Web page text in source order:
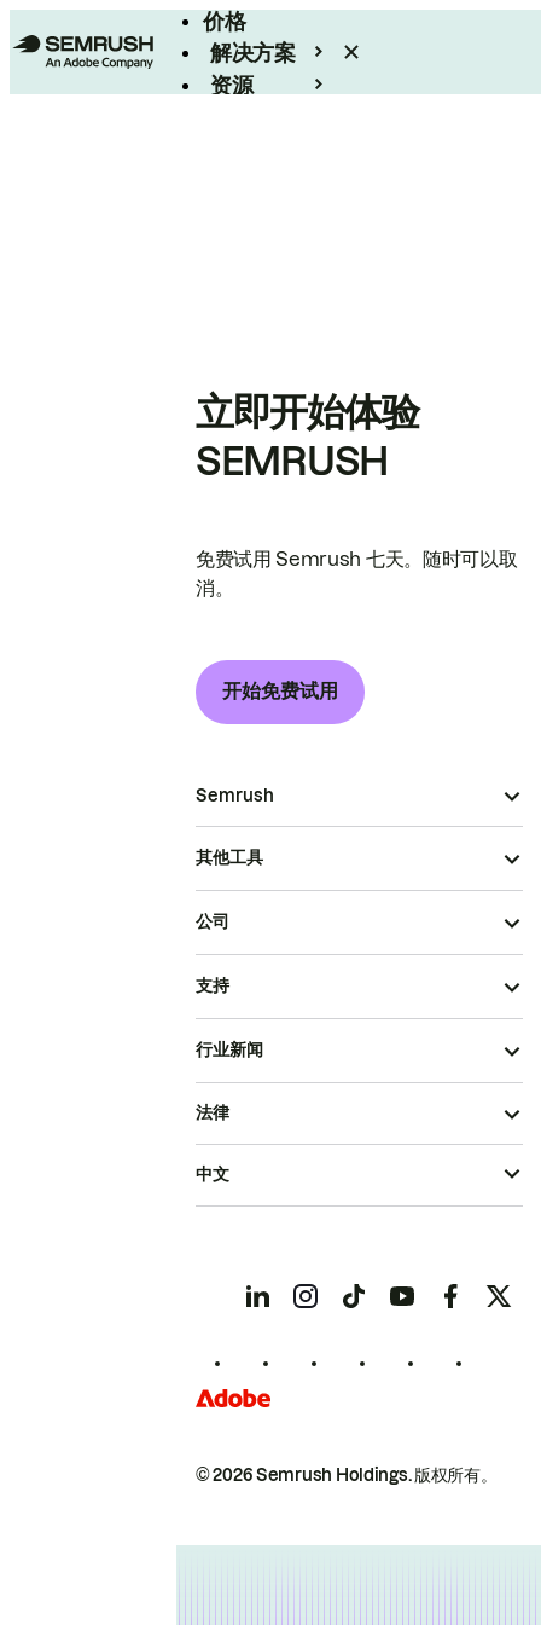
价格
解决方案
资源
立即开始体验
SEMRUSH
免费试用 Semrush 七天。随时可以取
消。
开始免费试用
Semrush
其他工具
公司
支持
行业新闻
© 2026 Semrush Holdings.版权所有。
法律
中文